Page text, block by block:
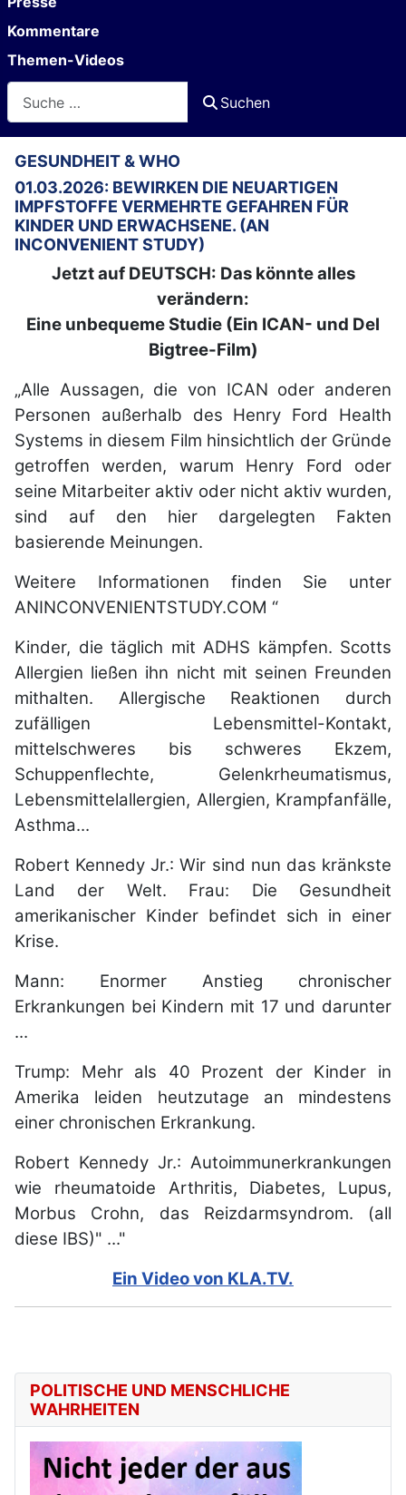
Kommentare
Themen-Videos
Suchen
GESUNDHEIT & WHO
01.03.2026: BEWIRKEN DIE NEUARTIGEN
IMPFSTOFFE VERMEHRTE GEFAHREN FÜR
KINDER UND ERWACHSENE. (AN
INCONVENIENT STUDY)
Jetzt auf DEUTSCH: Das könnte alles
verändern:
Eine unbequeme Studie (Ein ICAN- und Del
Bigtree-Film)
„Alle Aussagen, die von ICAN oder anderen
Personen außerhalb des Henry Ford Health
Systems in diesem Film hinsichtlich der Gründe
getroffen werden, warum Henry Ford oder
seine Mitarbeiter aktiv oder nicht aktiv wurden,
sind auf den hier dargelegten Fakten
basierende Meinungen.
Weitere Informationen finden Sie unter
ANINCONVENIENTSTUDY.COM “
Kinder, die täglich mit ADHS kämpfen. Scotts
Allergien ließen ihn nicht mit seinen Freunden
mithalten. Allergische Reaktionen durch
zufälligen Lebensmittel-Kontakt,
mittelschweres bis schweres Ekzem,
Schuppenflechte, Gelenkrheumatismus,
Lebensmittelallergien, Allergien, Krampfanfälle,
Asthma...
Robert Kennedy Jr.: Wir sind nun das kränkste
Land der Welt. Frau: Die Gesundheit
amerikanischer Kinder befindet sich in einer
Krise.
Mann: Enormer Anstieg chronischer
Erkrankungen bei Kindern mit 17 und darunter
...
Trump: Mehr als 40 Prozent der Kinder in
Amerika leiden heutzutage an mindestens
einer chronischen Erkrankung.
Robert Kennedy Jr.: Autoimmunerkrankungen
wie rheumatoide Arthritis, Diabetes, Lupus,
Morbus Crohn, das Reizdarmsyndrom. (all
diese IBS)" ..."
Ein Video von KLA.TV.
POLITISCHE UND MENSCHLICHE
WAHRHEITEN